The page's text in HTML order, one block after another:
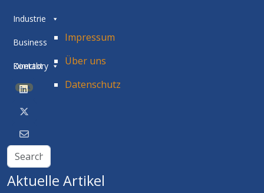
Industrie
Business
Directory
BETA
Kontakt
Impressum
Über uns
Datenschutz
Aktuelle Artikel